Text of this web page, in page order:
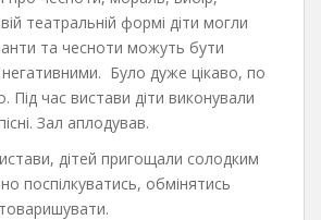
театральній формі діти могли
та чесноти можуть бути
Було дуже цікаво, по
Під час вистави діти виконували
Зал аплодував.
дітей пригощали солодким
поспілкуватись, обмінятись